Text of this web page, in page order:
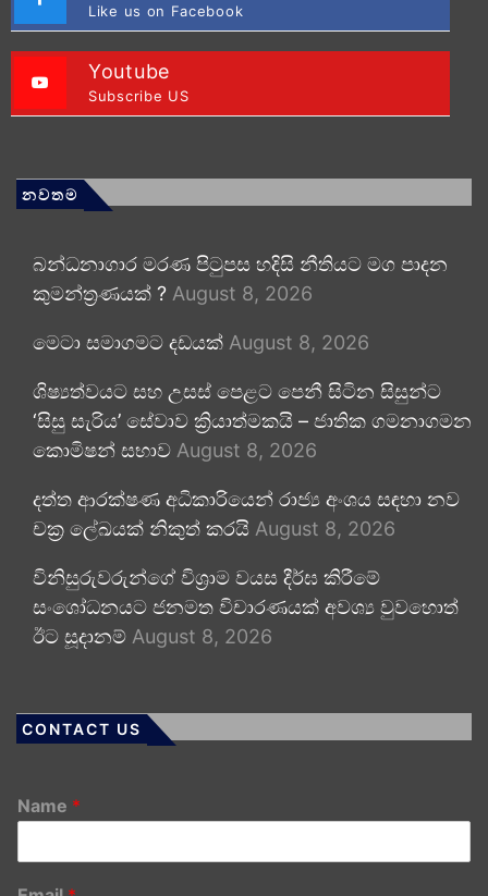
Like us on Facebook
Youtube
Subscribe US
නවතම
බන්ධනාගාර මරණ පිටුපස හදිසි නීතියට මග පාදන
කුමන්ත්‍රණයක් ? August 8, 2026
මෙටා සමාගමට දඩයක් August 8, 2026
ශිෂ්‍යත්වයට සහ උසස් පෙළට පෙනී සිටින සිසුන්ට
‘සිසු සැරිය’ සේවාව ක්‍රියාත්මකයි – ජාතික ගමනාගමන
කොමිෂන් සභාව August 8, 2026
දත්ත ආරක්ෂණ අධිකාරියෙන් රාජ්‍ය අංශය සඳහා නව
චක්‍ර ලේඛයක් නිකුත් කරයි August 8, 2026
විනිසුරුවරුන්ගේ විශ්‍රාම වයස දීර්ඝ කිරීමේ
සංශෝධනයට ජනමත විචාරණයක් අවශ්‍ය වුවහොත්
ඊට සූදානම් August 8, 2026
CONTACT US
Name *